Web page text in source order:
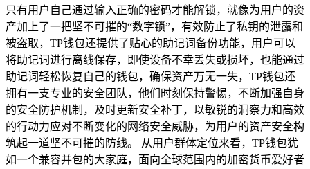
只有用户自己通过输入正确的密码才能解锁，就像为用户的资
产加上了一把坚不可摧的“数字锁”，有效防止了私钥的泄露和
被盗取，TP钱包还提供了贴心的助记词备份功能，用户可以
将助记词进行离线保存，即使设备不幸丢失或损坏，也能通过
助记词轻松恢复自己的钱包，确保资产万无一失，TP钱包还
拥有一支专业的安全团队，他们时刻保持警惕，不断加强自身
的安全防护机制，及时更新安全补丁，以敏锐的洞察力和高效
的行动力应对不断变化的网络安全威胁，为用户的资产安全构
筑起一道坚不可摧的防线。 从用户群体定位来看，TP钱包犹
如一个兼容并包的大家庭，面向全球范围内的加密货币爱好者